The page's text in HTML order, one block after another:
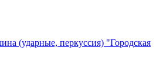
(ударные, перкуссия) "Городская